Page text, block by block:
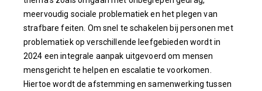
meervoudig sociale problematiek en het plegen van
strafbare feiten. Om snel te schakelen bij personen met
problematiek op verschillende leefgebieden wordt in
2024 een integrale aanpak uitgevoerd om mensen
mensgericht te helpen en escalatie te voorkomen.
Hiertoe wordt de afstemming en samenwerking tussen